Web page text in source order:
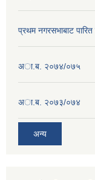
प्रथम नगरसभाबाट
अा.ब. २०७४/०७५
अा.ब. २०७३/०७४
अन्य